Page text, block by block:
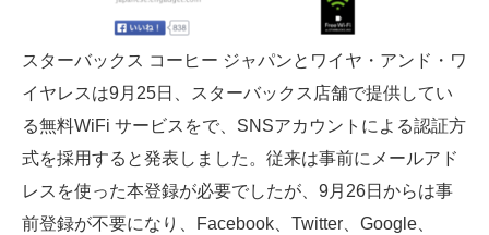
スターバックス コーヒー ジャパンとワイヤ・アンド・ワ
イヤレスは9月25日、スターバックス店舗で提供してい
る無料WiFi サービスをで、SNSアカウントによる認証方
式を採用すると発表しました。従来は事前にメールアド
レスを使った本登録が必要でしたが、9月26日からは事
前登録が不要になり、Facebook、Twitter、Google、